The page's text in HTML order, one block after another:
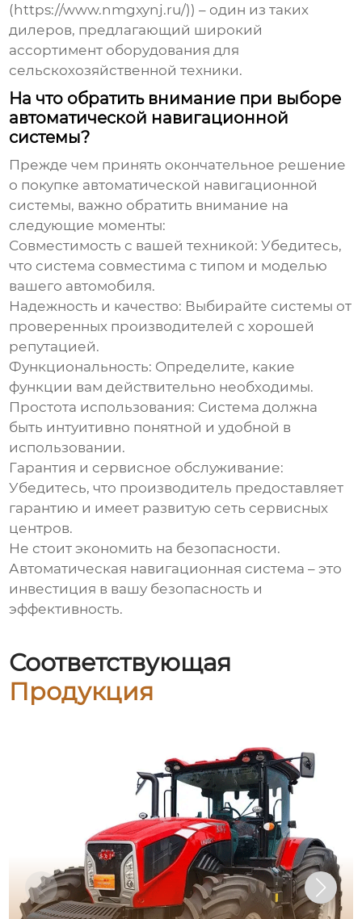
(https://www.nmgxynj.ru/)) – один из таких
дилеров, предлагающий широкий
ассортимент оборудования для
сельскохозяйственной техники.
На что обратить внимание при выборе
автоматической навигационной
системы?
Прежде чем принять окончательное решение
о покупке автоматической навигационной
системы, важно обратить внимание на
следующие моменты:
Совместимость с вашей техникой: Убедитесь,
что система совместима с типом и моделью
вашего автомобиля.
Надежность и качество: Выбирайте системы от
проверенных производителей с хорошей
репутацией.
Функциональность: Определите, какие
функции вам действительно необходимы.
Простота использования: Система должна
быть интуитивно понятной и удобной в
использовании.
Гарантия и сервисное обслуживание:
Убедитесь, что производитель предоставляет
гарантию и имеет развитую сеть сервисных
центров.
Не стоит экономить на безопасности.
Автоматическая навигационная система – это
инвестиция в вашу безопасность и
эффективность.
Соответствующая
Продукция